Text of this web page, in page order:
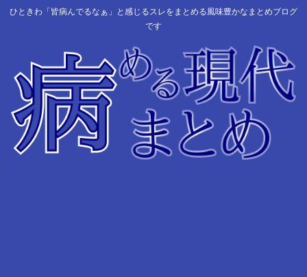
ひときわ「皆病んでるなぁ」と感じるスレをまとめる風味豊かなまとめブログ
です